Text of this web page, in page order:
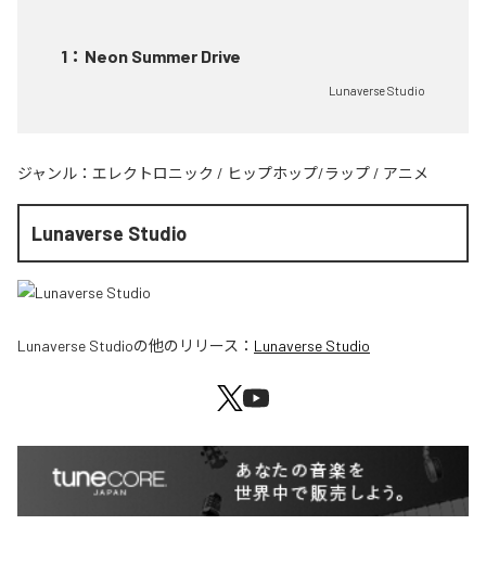
1 ： Neon Summer Drive
Lunaverse Studio
ジャンル： エレクトロニック / ヒップホップ/ラップ / アニメ
Lunaverse Studio
Lunaverse Studioの他のリリース： Lunaverse Studio